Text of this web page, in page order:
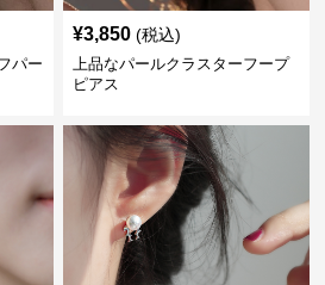
パー
¥3,850 (税込)
上品なパールクラスターフープ
ピアス